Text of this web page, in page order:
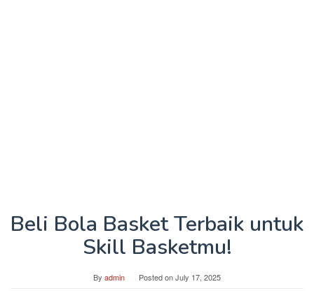
Beli Bola Basket Terbaik untuk
Skill Basketmu!
By admin Posted onJuly 17, 2025